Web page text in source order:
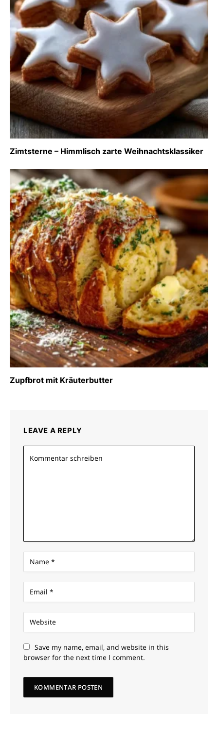
Zimtsterne – Himmlisch zarte Weihnachtsklassiker
Zupfbrot mit Kräuterbutter
LEAVE A REPLY
Save my name, email, and website in this
browser for the next time I comment.